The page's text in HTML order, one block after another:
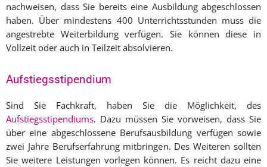
nachweisen, dass Sie bereits eine Ausbildung abgeschlossen
haben. Über mindestens 400 Unterrichtsstunden muss die
angestrebte Weiterbildung verfügen. Sie können diese in
Vollzeit oder auch in Teilzeit absolvieren.
Aufstiegsstipendium
Sind Sie Fachkraft, haben Sie die Möglichkeit, des
Aufstiegsstipendiums. Dazu müssen Sie vorweisen, dass Sie
über eine abgeschlossene Berufsausbildung verfügen sowie
zwei Jahre Berufserfahrung mitbringen. Des Weiteren sollten
Sie weitere Leistungen vorlegen können. Es reicht dazu eine